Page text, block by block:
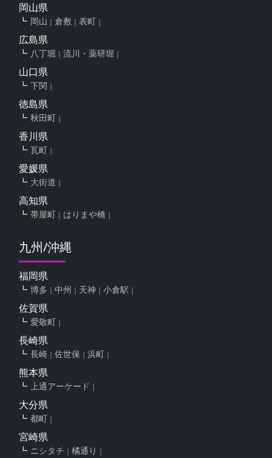
岡山県
岡山 倉敷 表町
広島県
八丁堀 流川・薬研堀
山口県
下関
徳島県
秋田町
香川県
瓦町
愛媛県
大街道
高知県
帯屋町 はりまや橋
九州/沖縄
福岡県
博多 中州 天神 小倉駅
佐賀県
愛敬町
長崎県
長崎 佐世保 浜町
熊本県
上通アーケード
大分県
都町
宮崎県
ニシタチ 橘通り